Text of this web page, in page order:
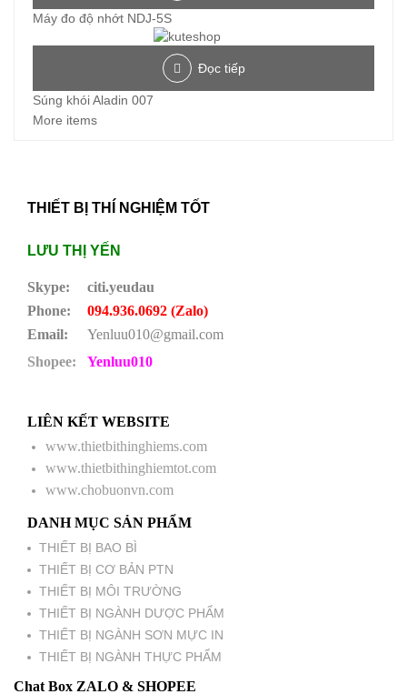
Máy đo độ nhớt NDJ-5S
Đọc tiếp
Súng khói Aladin 007
More items
THIẾT BỊ THÍ NGHIỆM TỐT
LƯU THỊ YẾN
Skype:
citi.yeudau
Phone:
094.936.0692 (Zalo)
Email:
Yenluu010@gmail.com
Shopee:
Yenluu010
LIÊN KẾT WEBSITE
www.thietbithinghiems.com
www.thietbithinghiemtot.com
www.chobuonvn.com
DANH MỤC SẢN PHẨM
THIẾT BỊ BAO BÌ
THIẾT BỊ CƠ BẢN PTN
THIẾT BỊ MÔI TRƯỜNG
THIẾT BỊ NGÀNH DƯỢC PHẨM
THIẾT BỊ NGÀNH SƠN MỰC IN
THIẾT BỊ NGÀNH THỰC PHẨM
Chat Box ZALO & SHOPEE